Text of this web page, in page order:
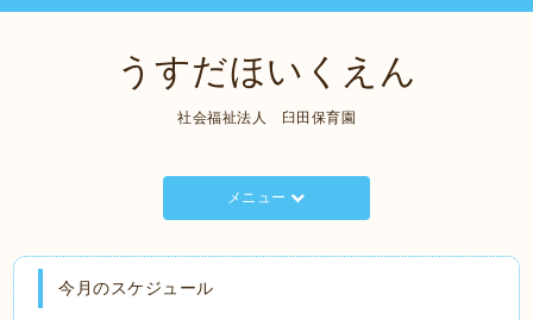
うすだほいくえん
社会福祉法人 臼田保育園
メニュー
今月のスケジュール